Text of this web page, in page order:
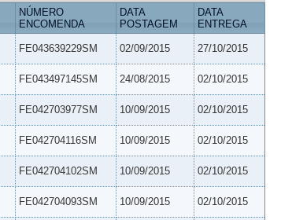
NÚMERO
ENCOMENDA
DATA
POSTAGEM
DATA
ENTREGA
FE043639229SM 02/09/2015 27/10/2015
FE043497145SM 24/08/2015 02/10/2015
FE042703977SM 10/09/2015 02/10/2015
FE042704116SM 10/09/2015 02/10/2015
FE042704102SM 10/09/2015 02/10/2015
FE042704093SM 10/09/2015 02/10/2015